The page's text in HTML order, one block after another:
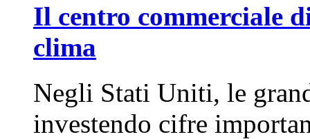
Il centro commerciale
clima
Negli Stati Uniti, le
investendo cifre